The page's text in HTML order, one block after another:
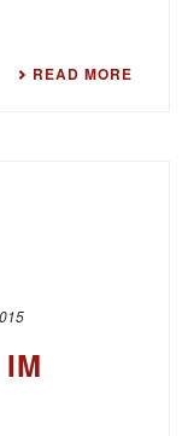
READ MORE